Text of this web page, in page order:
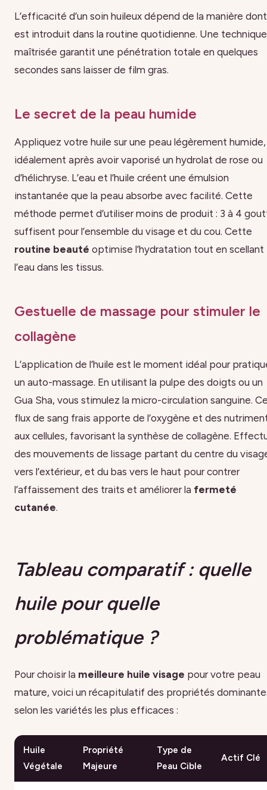
L’efficacité d’un soin huileux dépend de la manière
est introduit dans la routine quotidienne. Une technique
maîtrisée garantit une pénétration totale en quelques
secondes sans laisser de film gras.
Le secret de la peau humide
Appliquez votre huile sur une peau légèrement humide,
idéalement après avoir vaporisé un hydrolat de rose ou
d’hélichryse. L’eau et l’huile créent une émulsion
instantanée que la peau absorbe avec facilité. Cette
méthode permet d’utiliser moins de produit : 3 à 4
suffisent pour l’ensemble du visage et du cou. Cette
routine beauté optimise l’hydratation tout en scellant
l’eau dans les tissus.
Gestuelle de massage pour stimuler le
collagène
L’application de l’huile est le moment idéal pour
un auto-massage. En utilisant la pulpe des doigts ou un
Gua Sha, vous stimulez la micro-circulation sanguine.
flux de sang frais apporte de l’oxygène et des
aux cellules, favorisant la synthèse de collagène.
des mouvements de lissage partant du centre du
vers l’extérieur, et du bas vers le haut pour contrer
l’affaissement des traits et améliorer la fermeté
cutanée.
Tableau comparatif : quelle
huile pour quelle
problématique ?
Pour choisir la meilleure huile visage pour votre peau
mature, voici un récapitulatif des propriétés
selon les variétés les plus efficaces :
Huile
Végétale
Propriété
Majeure
Type de
Peau Cible
Actif Clé